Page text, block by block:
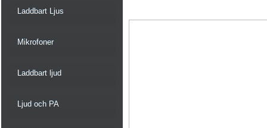
Laddbart Ljus
Mikrofoner
Laddbart ljud
Ljud och PA